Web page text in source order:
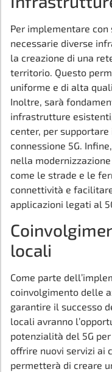
Per implementare con
necessarie diverse
la creazione di una
territorio. Questo
uniforme e di alta
Inoltre, sarà
infrastrutture
center, per
connessione 5G.
nella
come le strade e le
connettività e
applicazioni legati al
locali
Come parte
coinvolgimento delle
garantire il successo
locali avranno
potenzialità del 5G
offrire nuovi servizi ai
permetterà di creare